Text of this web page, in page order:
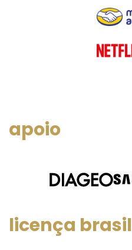
apoio
licença brasil